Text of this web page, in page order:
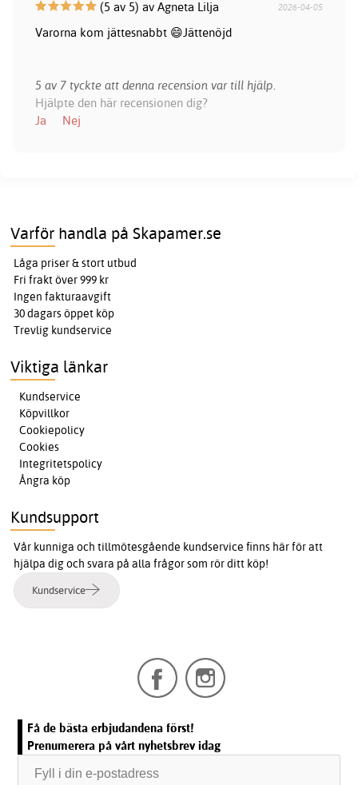
(5 av 5) av Agneta Lilja 2026-04-05
Varorna kom jättesnabbt 😄Jättenöjd
5 av 7 tyckte att denna recension var till hjälp.
Hjälpte den här recensionen dig?
Ja
Nej
Varför handla på Skapamer.se
Låga priser & stort utbud
Fri frakt över 999 kr
Ingen fakturaavgift
30 dagars öppet köp
Trevlig kundservice
Viktiga länkar
Kundservice
Köpvillkor
Cookiepolicy
Cookies
Integritetspolicy
Ångra köp
Kundsupport
Vår kunniga och tillmötesgående kundservice finns här för att
hjälpa dig och svara på alla frågor som rör ditt köp!
Kundservice
Få de bästa erbjudandena först!
Prenumerera på vårt nyhetsbrev idag